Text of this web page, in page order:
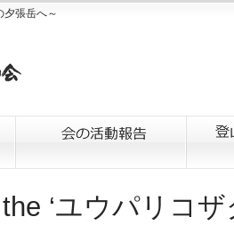
張岳へ～
‘ユウパリコザ